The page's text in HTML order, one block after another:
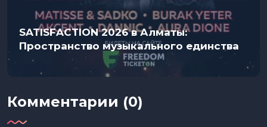
SATISFACTION 2026 в Алматы:
Пространство музыкального единства
Комментарии (0)